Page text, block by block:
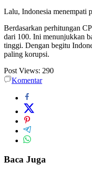
Lalu, Indonesia menempati
Berdasarkan perhitungan
dari 100. Ini menunjukkan
tinggi. Dengan begitu
paling korupsi.
Post Views: 290
Komentar
Baca Juga